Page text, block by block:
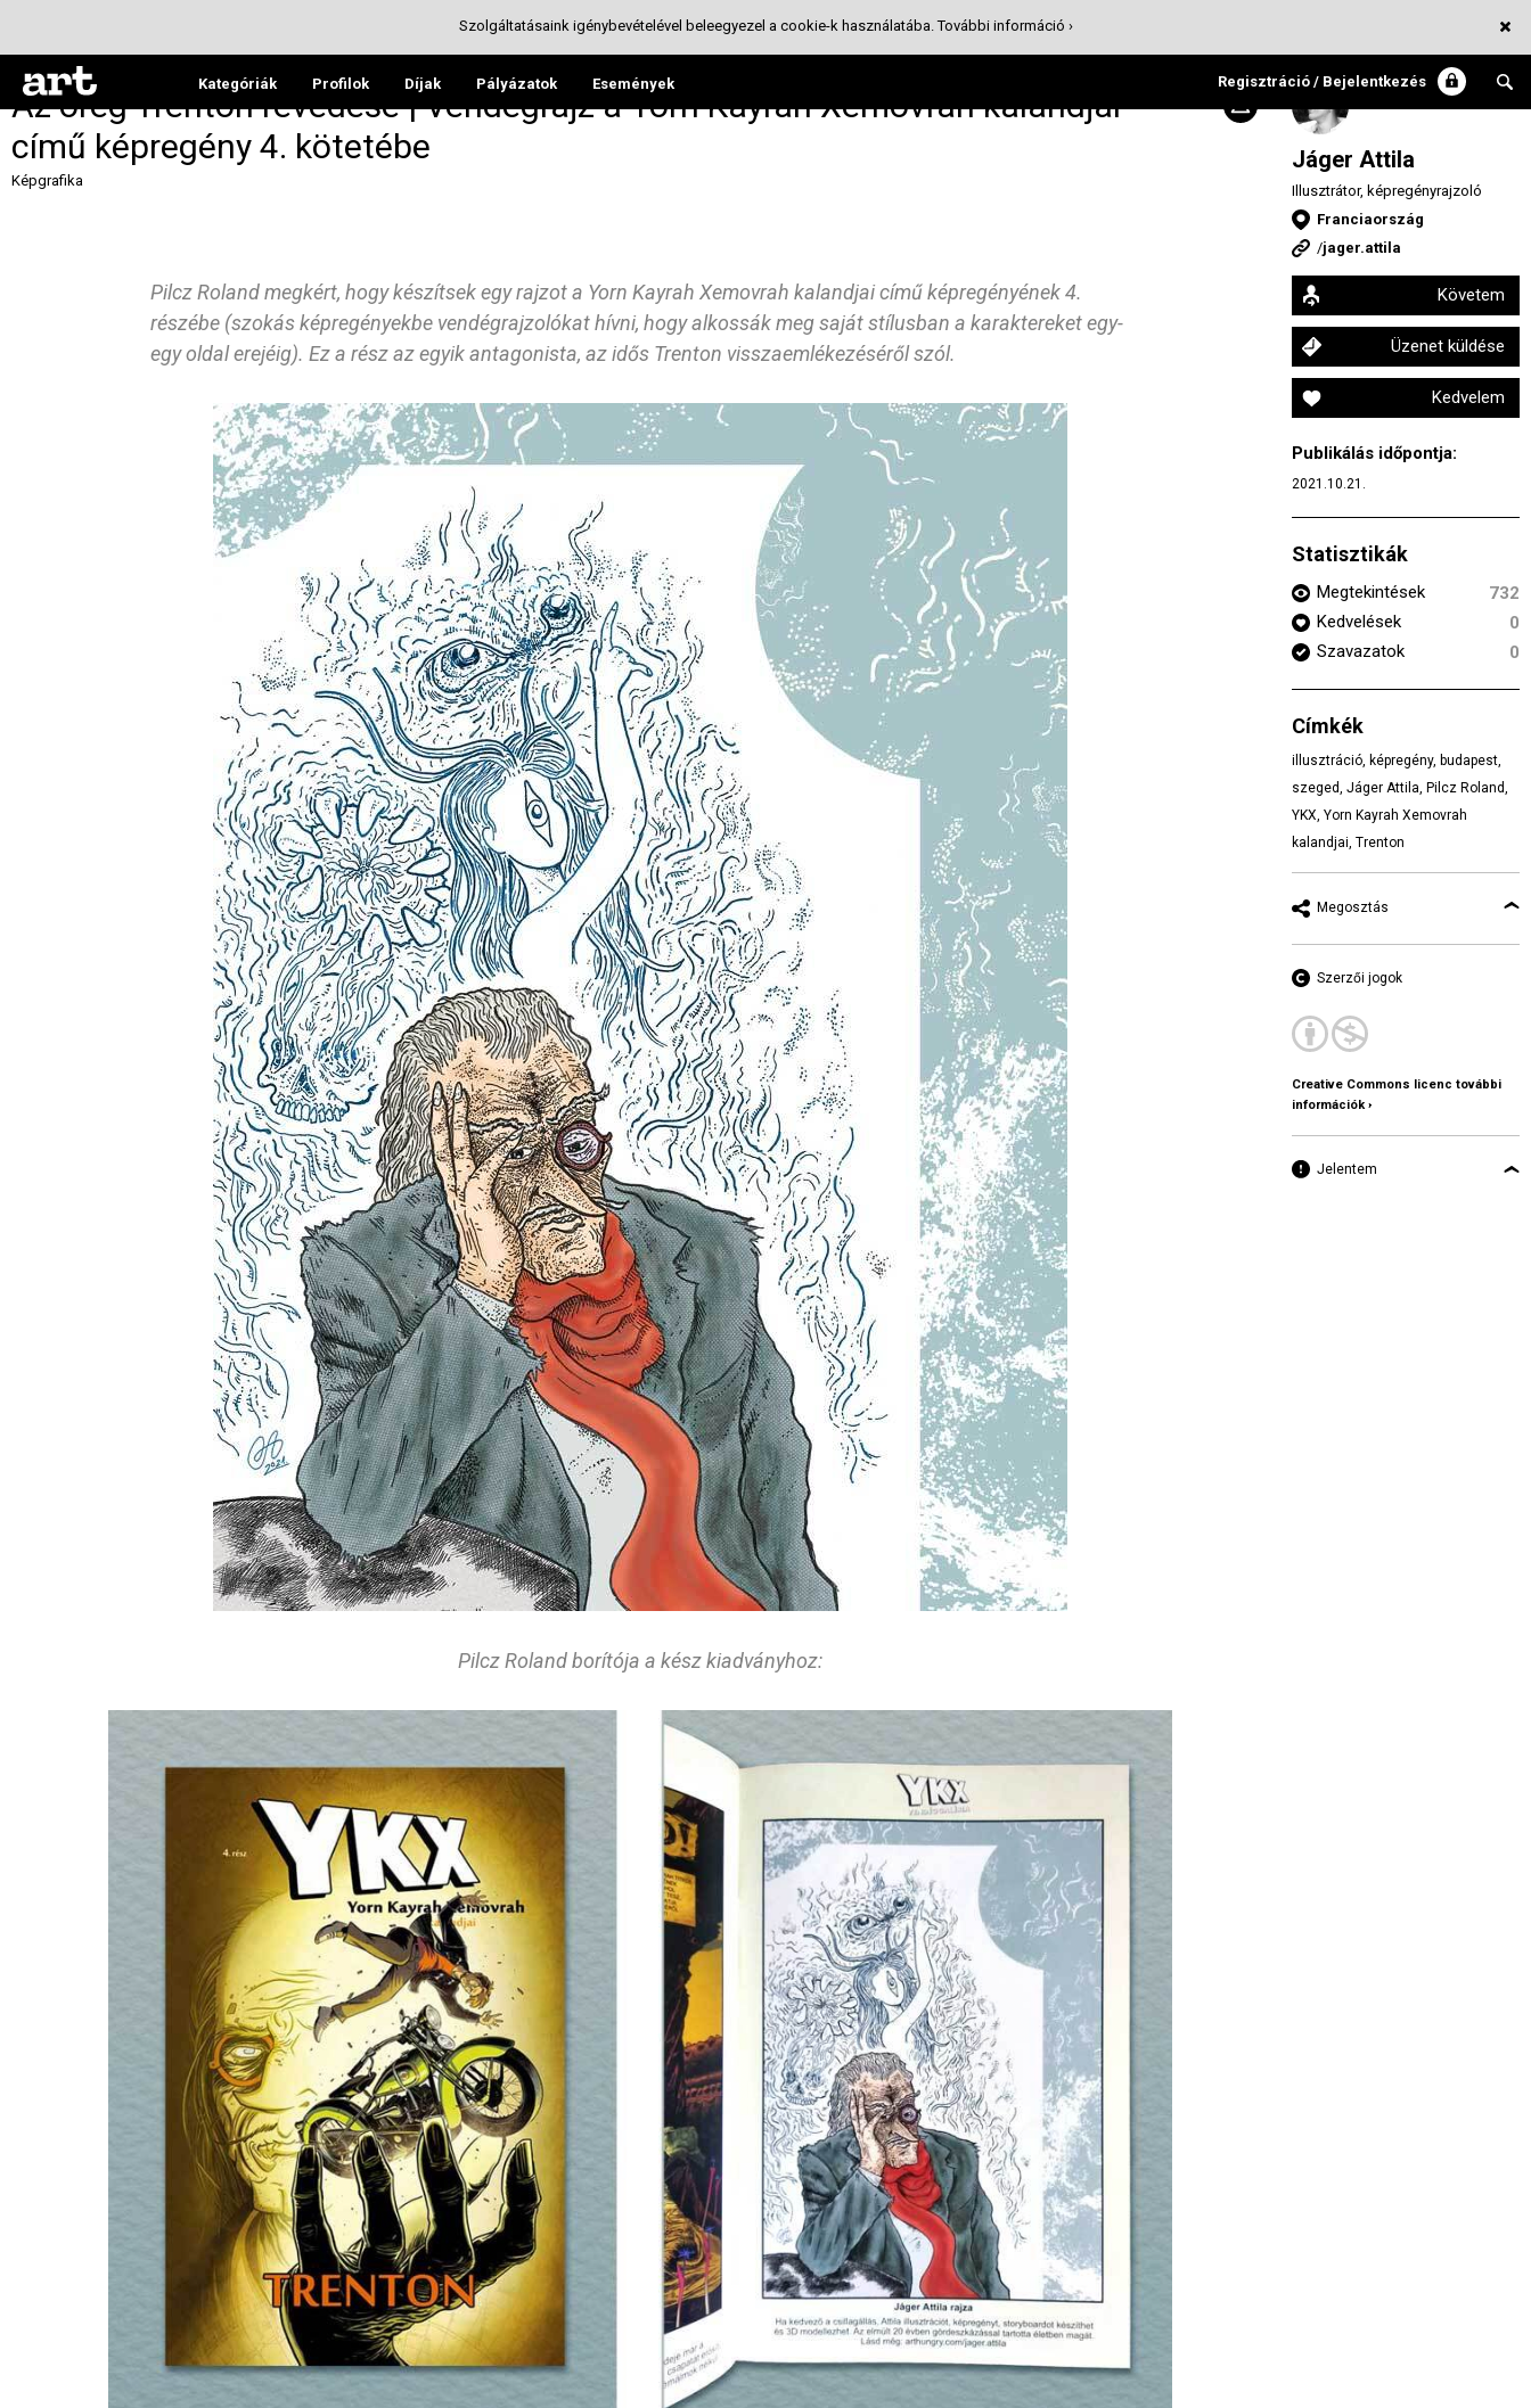
Kategóriák Profilok Díjak Pályázatok Események Regisztráció / Bejelentkezés
Az öreg Trenton révedése | Vendégrajz a Yorn Kayrah Xemovrah kalandjai
című képregény 4. kötetébe
Képgrafika
Pilcz Roland​ megkért, hogy készítsek egy rajzot a Yorn Kayrah Xemovrah kalandjai című képregényének 4.
részébe (szokás képregényekbe vendégrajzolókat hívni, hogy alkossák meg saját stílusban a karaktereket egy-
egy oldal erejéig). Ez a rész az egyik antagonista, az idős Trenton visszaemlékezéséről szól.
Pilcz Roland borítója a kész kiadványhoz​:
Jáger Attila
Illusztrátor, képregényrajzoló
Franciaország
/jager.attila
Követem
Üzenet küldése
Kedvelem
Publikálás időpontja:
2021.10.21.
Statisztikák
Megtekintések
732
Kedvelések
0
Szavazatok
0
Címkék
illusztráció, képregény, budapest,
szeged, Jáger Attila, Pilcz Roland,
YKX, Yorn Kayrah Xemovrah
kalandjai, Trenton
Megosztás
Szerzői jogok
Creative Commons licenc további
információk ›
Jelentem
Szolgáltatásaink igénybevételével beleegyezel a cookie-k használatába.További információ ›